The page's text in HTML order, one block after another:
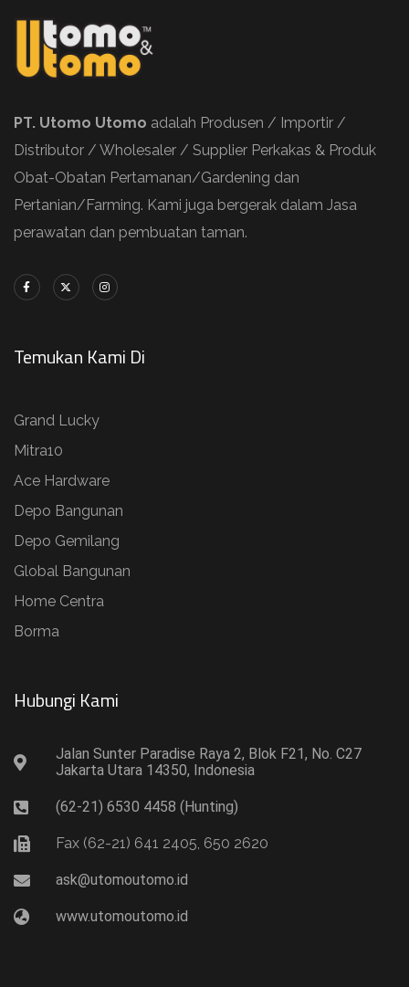
PT. Utomo Utomo adalah Produsen / Importir /
Distributor / Wholesaler / Supplier Perkakas & Produk
Obat-Obatan Pertamanan/Gardening dan
Pertanian/Farming. Kami juga bergerak dalam Jasa
perawatan dan pembuatan taman.
Temukan Kami Di
Grand Lucky
Mitra10
Ace Hardware
Depo Bangunan
Depo Gemilang
Global Bangunan
Home Centra
Borma
Hubungi Kami​
Jalan Sunter Paradise Raya 2, Blok F21, No. C27
Jakarta Utara 14350, Indonesia
(62-21) 6530 4458 (Hunting)
Fax (62-21) 641 2405, 650 2620
ask@utomoutomo.id
www.utomoutomo.id